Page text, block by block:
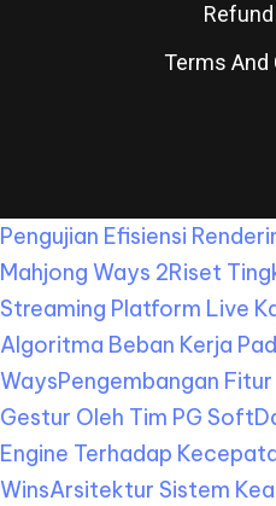
Terms And
Pengujian Efisiensi
Mahjong Ways 2Riset
Streaming Platform Live
Algoritma Beban Kerja
WaysPengembangan
Gestur Oleh Tim PG Soft
Engine Terhadap
WinsArsitektur Sistem